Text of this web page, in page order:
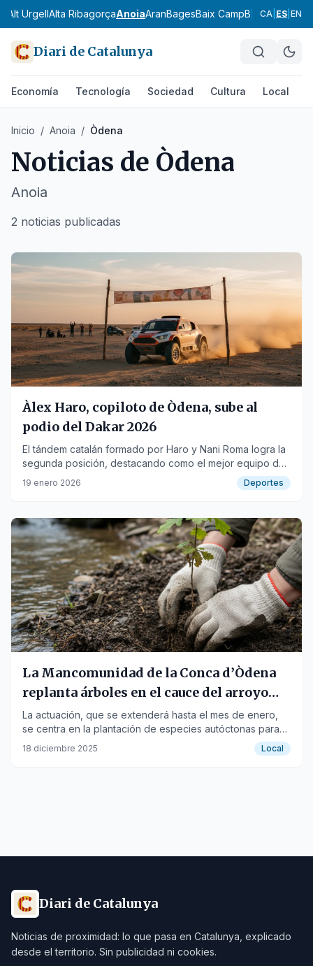
Alt UrgellAlta RibagorçaAnoiaAranBagesBaix CampBaix Ebre Baix
CA ES EN
Diari de Catalunya
Economía Tecnología Sociedad Cultura Local
Inicio / Anoia / Òdena
Noticias de Òdena
Anoia
2 noticias publicadas
Àlex Haro, copiloto de Òdena, sube al
podio del Dakar 2026
El tándem catalán formado por Haro y Nani Roma logra la
segunda posición, destacando como el mejor equipo de
Ford Racing.
19 enero 2026 Deportes
La Mancomunidad de la Conca d’Òdena
replanta árboles en el cauce del arroyo
para mejorar la biodiversidad
La actuación, que se extenderá hasta el mes de enero,
se centra en la plantación de especies autóctonas para
consolidar el ecosistema de ribera.
18 diciembre 2025 Local
Diari de Catalunya
Noticias de proximidad: lo que pasa en Catalunya, explicado
desde el territorio. Sin publicidad ni cookies.